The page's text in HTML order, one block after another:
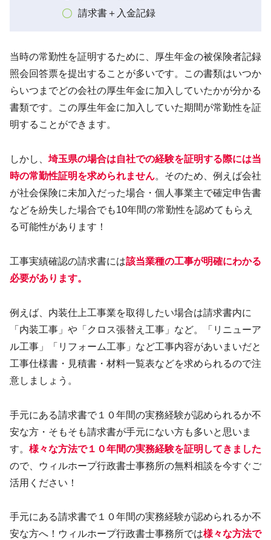
請求書＋入金記録
当時の常勤性を証明するために、厚生年金の被保険者記録
照会回答票を提出することが多いです。この書類はいつか
らいつまでどの会社の厚生年金に加入していたかが分かる
書類です。この厚生年金に加入していた期間が常勤性を証
明することができます。
しかし、 埼玉県の場合は自社での経験を証明する際には当
時の常勤性証明を求められません。そのため、例えば会社
が社会保険に未加入だった場合・個人事業主で確定申告書
などを紛失した場合でも10年間の常勤性を認めてもらえ
る可能性があります！
工事実績確認の請求書には該当業種の工事が明確にわかる
必要があります。
例えば、内装仕上工事業を取得したい場合は請求書内に
「内装工事」や「クロス張替え工事」など。「リニューア
ル工事」「リフォーム工事」など工事内容があいまいだと
工事仕様書・見積書・材料一覧表などを求められるので注
意しましょう。
手元にある請求書で１０年間の実務経験が認められるか不
安な方・そもそも請求書が手元にない方も多いと思いま
す。 様々な方法で１０年間の実務経験を証明してきました
ので、ウィルホープ行政書士事務所の無料相談を今すぐご
活用ください！
手元にある請求書で１０年間の実務経験が認められるか不
安な方へ！ウィルホープ行政書士事務所では様々な方法で